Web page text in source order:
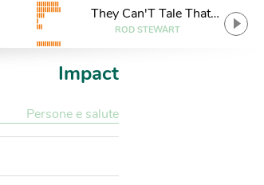
They Can'T Tale That
Away From Me
ROD STEWART
Impact
Persone e salute